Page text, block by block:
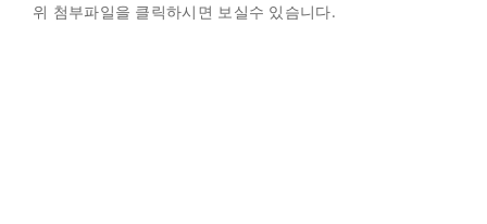
위 첨부파일을 클릭하시면 보실수 있슴니다.